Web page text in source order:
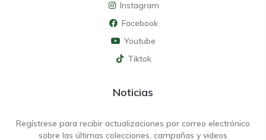
Instagram
Facebook
Youtube
Tiktok
Noticias
Regístrese para recibir actualizaciones por correo electrónico
sobre las últimas colecciones, campañas y videos